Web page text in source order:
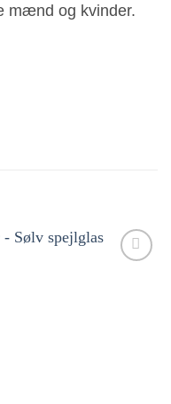
mænd og kvinder.